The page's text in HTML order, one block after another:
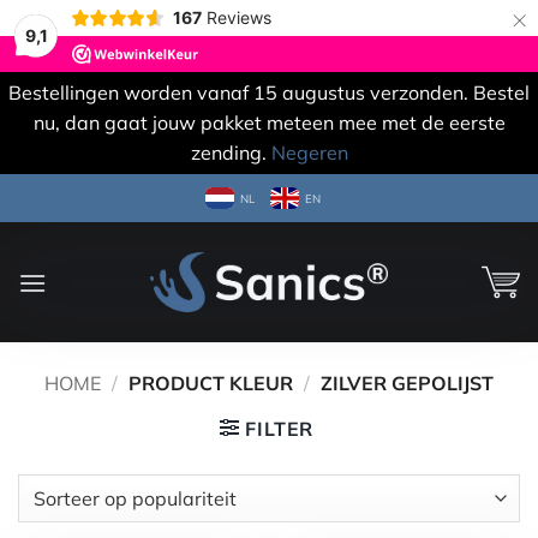
9,1
167 Reviews ×
Bestellingen worden vanaf 15 augustus verzonden. Bestel
nu, dan gaat jouw pakket meteen mee met de eerste
zending. Negeren
naar
NL EN
HOME / PRODUCT KLEUR / ZILVER GEPOLIJST
FILTER